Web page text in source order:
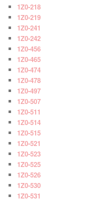
1Z0-218
1Z0-219
1Z0-241
1Z0-242
1Z0-456
1Z0-465
1Z0-474
1Z0-478
1Z0-497
1Z0-507
1Z0-511
1Z0-514
1Z0-515
1Z0-521
1Z0-523
1Z0-525
1Z0-526
1Z0-530
1Z0-531